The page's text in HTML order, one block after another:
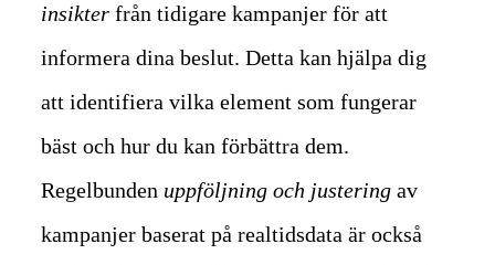
insikter från tidigare kampanjer för att
informera dina beslut. Detta kan hjälpa dig
att identifiera vilka element som fungerar
bäst och hur du kan förbättra dem.
Regelbunden uppföljning och justering av
kampanjer baserat på realtidsdata är också